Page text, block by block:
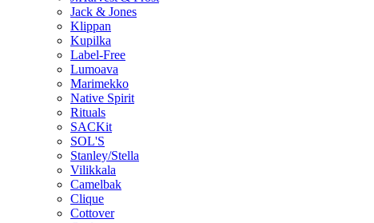
Jack & Jones
Klippan
Kupilka
Label-Free
Lumoava
Marimekko
Native Spirit
Rituals
SACKit
SOL'S
Stanley/Stella
Vilikkala
Camelbak
Clique
Cottover